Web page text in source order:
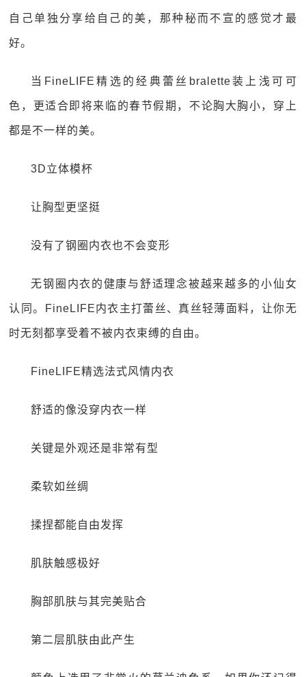
自己单独分享给自己的美，那种秘而不宣的感觉才最
好。
当FineLIFE精选的经典蕾丝bralette装上浅可可
色，更适合即将来临的春节假期，不论胸大胸小，穿上
都是不一样的美。
3D立体模杯
让胸型更坚挺
没有了钢圈内衣也不会变形
无钢圈内衣的健康与舒适理念被越来越多的小仙女
认同。FineLIFE内衣主打蕾丝、真丝轻薄面料，让你无
时无刻都享受着不被内衣束缚的自由。
FineLIFE精选法式风情内衣
舒适的像没穿内衣一样
关键是外观还是非常有型
柔软如丝绸
揉捏都能自由发挥
肌肤触感极好
胸部肌肤与其完美贴合
第二层肌肤由此产生